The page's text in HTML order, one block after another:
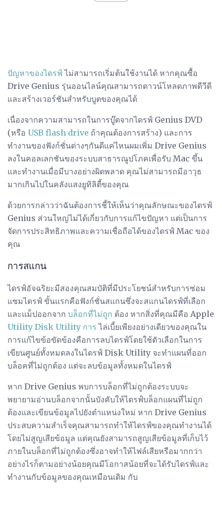
ปัญหาของไดรฟ์ ไม่สามารถเริ่มต้นใช้งานได้ หากคุณซื้อ
Drive Genius รุ่นออนไลน์คุณสามารถดาวน์โหลดภาพดีวีดี
และสร้างเวอร์ชันสำหรับบูตของคุณได้
เนื่องจากความสามารถในการบู๊ตจากไดรฟ์ Genius DVD
(หรือ USB flash drive ถ้าคุณต้องการสร้าง) และการ
ทำงานของฟังก์ชั่นต่างๆกันดีแค่ไหนผมเพิ่ม Drive Genius
ลงในคอลเลกชันของระบบสาธารณูปโภคเพื่อรับ Mac ขึ้น
และทำงานเมื่อมีบางอย่างผิดพลาด คุณไม่สามารถมีอาวุธ
มากเกินไปในคลังแสงยูทิลิตี้ของคุณ
ด้วยการกล่าวว่าฉันต้องการชี้ให้เห็นว่าคุณลักษณะของไดรฟ์
Genius ส่วนใหญ่ไม่ได้เกี่ยวกับการแก้ไขปัญหา แต่เป็นการ
จัดการประสิทธิภาพและความเชื่อถือได้ของไดรฟ์ Mac ของ
คุณ
การสแกน
ไดรฟ์อัจฉริยะมีสองคุณสมบัติที่มีประโยชน์สำหรับการซ่อม
แซมไดรฟ์ ขั้นแรกคือฟังก์ชั่นสแกนซึ่งจะสแกนไดรฟ์ที่เลือก
และแม็ปออกจาก บล็อกที่ไม่ถูก ต้อง หากสิ่งที่คุณมีคือ Apple
Utility Disk Utility การ ไล่เบี้ยเพียงอย่างเดียวของคุณใน
การแก้ไขข้อขัดข้องคือการลบไดรฟ์โดยใช้ตัวเลือกในการ
เขียนศูนย์ทั้งหมดลงในไดรฟ์ Disk Utility จะทำแผนที่ออก
บล็อคที่ไม่ถูกต้อง แต่จะลบข้อมูลทั้งหมดในไดรฟ์
หาก Drive Genius พบการบล็อกที่ไม่ถูกต้องระบบจะ
พยายามอ่านบล็อกจากนั้นบังคับให้ไดรฟ์บล็อกแผนที่ไม่ถูก
ต้องและเขียนข้อมูลไปยังตำแหน่งใหม่ หาก Drive Genius
ประสบความสำเร็จคุณสามารถทำให้ไดรฟ์ของคุณทำงานได้
โดยไม่สูญเสียข้อมูล แต่คุณยังสามารถสูญเสียข้อมูลที่เก็บไว้
ภายในบล็อกที่ไม่ถูกต้องซึ่งอาจทำให้ไฟล์เสียหรือมากกว่า
อย่างไรก็ตามอย่างน้อยคุณมีโอกาสน้อยที่จะได้รับไดรฟ์และ
ทำงานกับข้อมูลของคุณเหมือนเดิม กับ